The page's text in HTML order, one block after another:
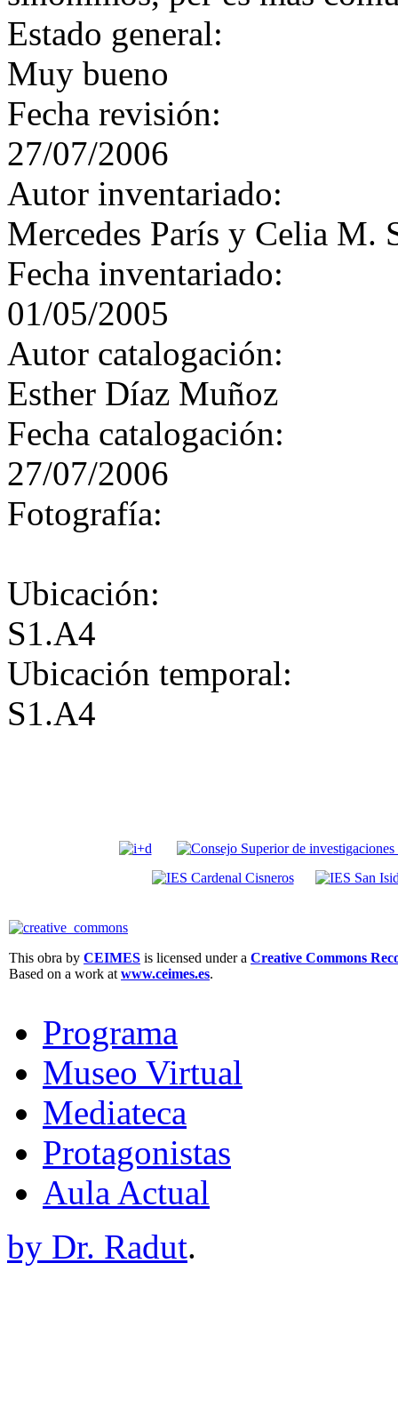
Estado general:
Muy bueno
Fecha revisión:
27/07/2006
Autor inventariado:
Mercedes París y Celia M.
Fecha inventariado:
01/05/2005
Autor catalogación:
Esther Díaz Muñoz
Fecha catalogación:
27/07/2006
Fotografía:
Ubicación:
S1.A4
Ubicación temporal:
S1.A4
This obra by CEIMES is licensed under a Creative Commons
Based on a work at www.ceimes.es.
Programa
Museo Virtual
Mediateca
Protagonistas
Aula Actual
by Dr. Radut.